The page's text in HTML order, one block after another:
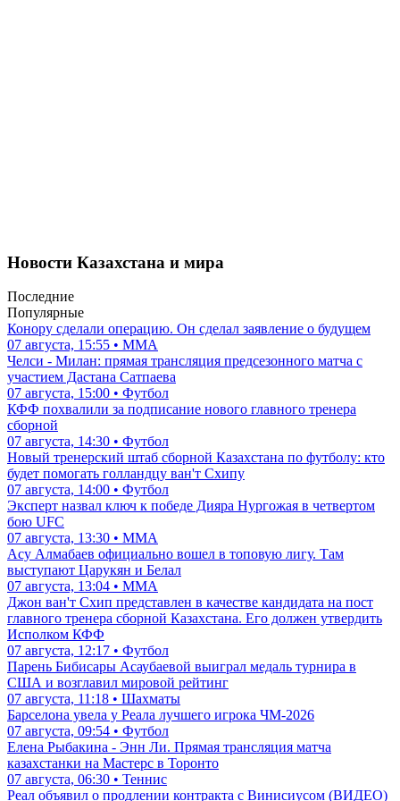
Новости Казахстана и мира
Последние
Популярные
Конору сделали операцию. Он сделал заявление о будущем
07 августа, 15:55 • ММА
Челси - Милан: прямая трансляция предсезонного матча с
участием Дастана Сатпаева
07 августа, 15:00 • Футбол
КФФ похвалили за подписание нового главного тренера
сборной
07 августа, 14:30 • Футбол
Новый тренерский штаб сборной Казахстана по футболу: кто
будет помогать голландцу ван'т Схипу
07 августа, 14:00 • Футбол
Эксперт назвал ключ к победе Дияра Нургожая в четвертом
бою UFC
07 августа, 13:30 • ММА
Асу Алмабаев официально вошел в топовую лигу. Там
выступают Царукян и Белал
07 августа, 13:04 • ММА
Джон ван'т Схип представлен в качестве кандидата на пост
главного тренера сборной Казахстана. Его должен утвердить
Исполком КФФ
07 августа, 12:17 • Футбол
Парень Бибисары Асаубаевой выиграл медаль турнира в
США и возглавил мировой рейтинг
07 августа, 11:18 • Шахматы
Барселона увела у Реала лучшего игрока ЧМ-2026
07 августа, 09:54 • Футбол
Елена Рыбакина - Энн Ли. Прямая трансляция матча
казахстанки на Мастерс в Торонто
07 августа, 06:30 • Теннис
Реал объявил о продлении контракта с Винисиусом (ВИДЕО)